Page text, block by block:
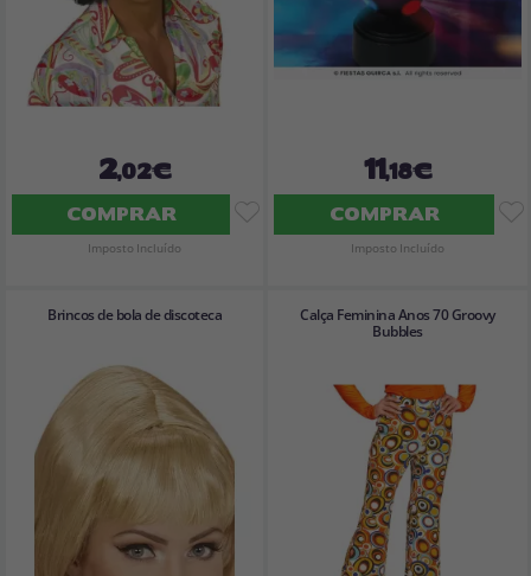
2,02€
COMPRAR
Imposto Incluído
11,18€
COMPRAR
Imposto Incluído
Brincos de bola de discoteca
Calça Feminina Anos 70 Groovy
Bubbles